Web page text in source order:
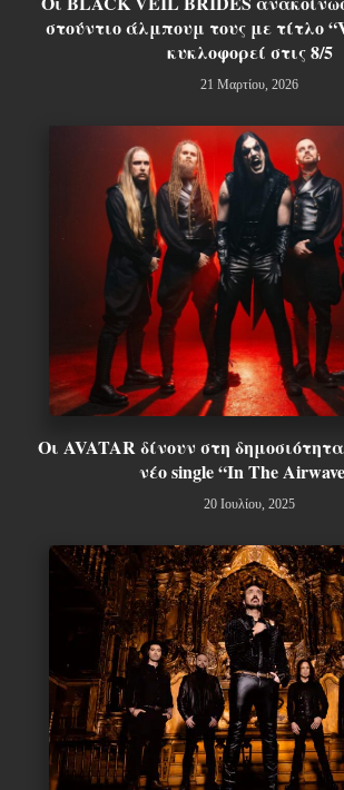
στούντιο άλμπουμ τους με τίτλο
κυκλοφορεί στις 8/5
21 Μαρτίου, 2026
Οι AVATAR δίνουν στη
νέο single “In The
20 Ιουλίου, 2025